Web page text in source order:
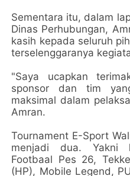
Sementara itu, dalam
Dinas Perhubungan,
kasih kepada seluruh
terselenggaranya
"Saya ucapkan
sponsor dan tim
maksimal dalam
Amran.
Tournament E-Sport
menjadi dua. Yakni
Footbaal Pes 26,
(HP), Mobile Legend,